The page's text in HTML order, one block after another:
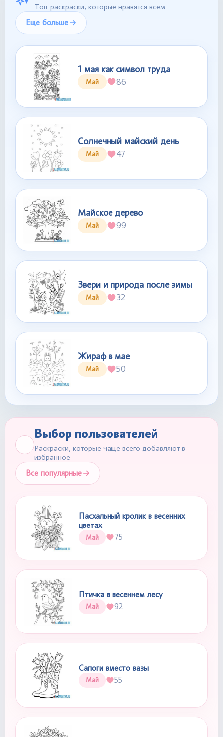
Топ-раскраски, которые нравятся всем
Еще больше
1 мая как символ труда
Май 86
Солнечный майский день
Май 47
Майское дерево
Май 99
Звери и природа после зимы
Май 32
Жираф в мае
Май 50
Выбор пользователей
Раскраски, которые чаще всего добавляют в
избранное
Все популярные
Пасхальный кролик в весенних
цветах
Май 75
Птичка в весеннем лесу
Май 92
Сапоги вместо вазы
Май 55